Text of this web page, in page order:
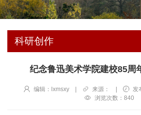
科研创作
纪念鲁迅美术学院建校85周
编辑：lxmsxy | 来源： | 发
浏览次数： 840